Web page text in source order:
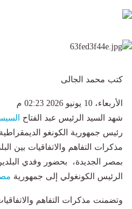
كتب محمد الجالى
الأربعاء، 10 يونيو 2026 02:23 م
شهد السيد الرئيس عبد الفتاح
رئيس جمهورية الكونغو
مذكرات التفاهم والاتفاقيات بين
بمصر الجديدة، بحضور وفدي
الرئيس الكونغولي إلى جمهورية
وتضمنت مذكرات التفاهم